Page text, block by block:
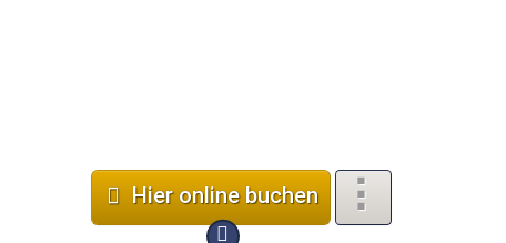
Hier online buchen